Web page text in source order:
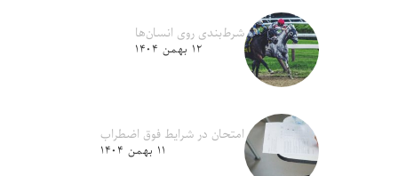
شرط‌بندی روی انسان‌ها
۱۲ بهمن ۱۴۰۴
امتحان در شرایط فوق اضطراب
۱۱ بهمن ۱۴۰۴